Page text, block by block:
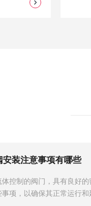
安装注意事项有哪些
控制的阀门，具有良好
项，以确保其正常运行